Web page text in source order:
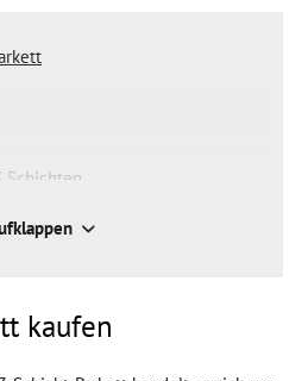
Schichten
kaufen